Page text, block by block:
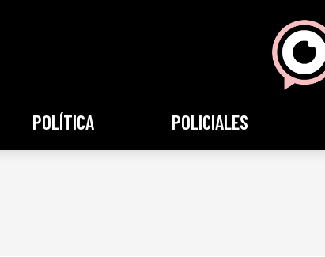
POLÍTICA POLICIALES